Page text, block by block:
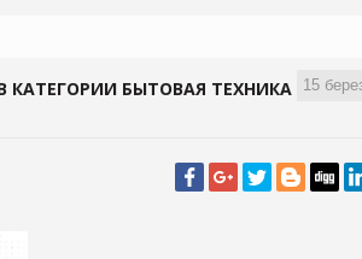
15
КАТЕГОРИИ БЫТОВАЯ ТЕХНИКА